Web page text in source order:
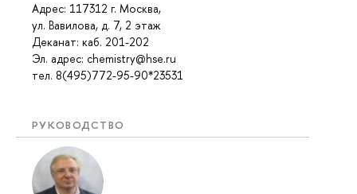
Адрес: 117312 г. Москва,
ул. Вавилова, д. 7, 2 этаж
Деканат: каб. 201-202
Эл. адрес: chemistry@hse.ru
тел. 8(495)772-95-90*23531
РУКОВОДСТВО